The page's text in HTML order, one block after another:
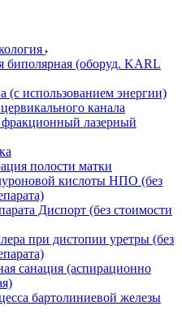
биполярная (оборуд. KARL
(с использованием энергии)
канала
лазерный
полости матки
кислоты НПО (без
Диспорт (без стоимости
при дистопии уретры (без
санация (аспирационно
бартолиниевой железы